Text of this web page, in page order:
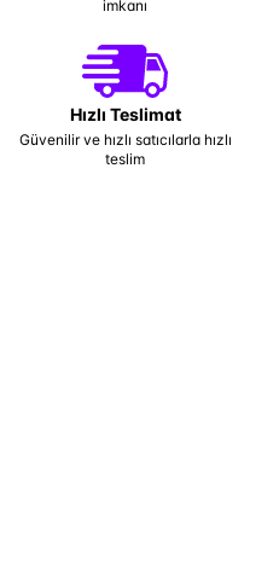
imkanı
Hızlı Teslimat
Güvenilir ve hızlı satıcılarla hızlı
teslim